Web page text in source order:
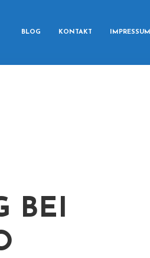
BLOG KONTAKT IMPRESSUM
BEI